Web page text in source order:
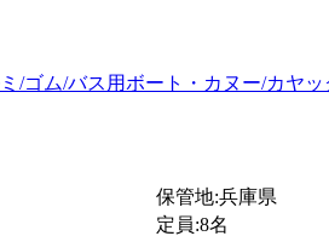
保管地:兵庫県
定員:8名